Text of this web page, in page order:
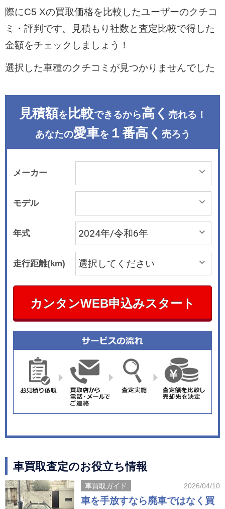
際にC5 Xの買取価格を比較したユーザーのクチコ
ミ・評判です。見積もり社数と査定比較で得した
金額をチェックしましょう！
選択した車種のクチコミが見つかりませんでした
見積額を 比較できるから高く 売れる！
あなたの愛車を １番高く 売ろう
メーカー
モデル
年式
走行距離(km)
カンタンWEB申込みスタート
車買取査定のお役立ち情報
車買取ガイド 2026/04/10
車を手放すなら廃車ではなく買